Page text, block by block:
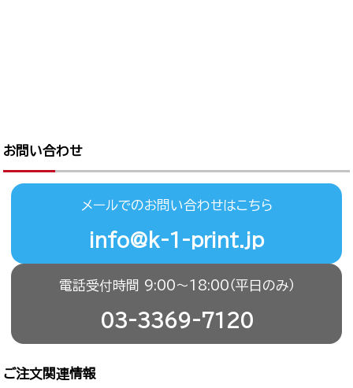
お問い合わせ
メールでのお問い合わせはこちら
info@k-1-print.jp
電話受付時間 9:00〜18:00（平日のみ）
03-3369-7120
ご注文関連情報